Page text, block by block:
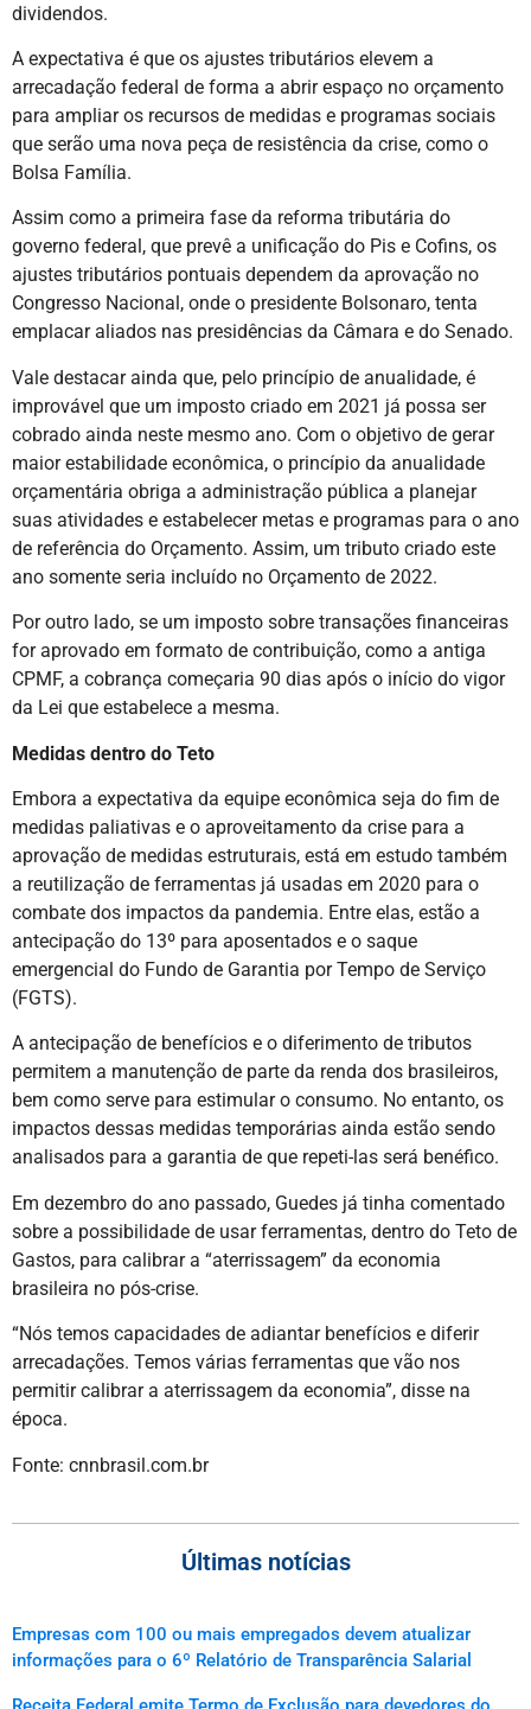
dividendos.
A expectativa é que os ajustes tributários elevem a
arrecadação federal de forma a abrir espaço no orçamento
para ampliar os recursos de medidas e programas sociais
que serão uma nova peça de resistência da crise, como o
Bolsa Família.
Assim como a primeira fase da reforma tributária do
governo federal, que prevê a unificação do Pis e Cofins, os
ajustes tributários pontuais dependem da aprovação no
Congresso Nacional, onde o presidente Bolsonaro, tenta
emplacar aliados nas presidências da Câmara e do Senado.
Vale destacar ainda que, pelo princípio de anualidade, é
improvável que um imposto criado em 2021 já possa ser
cobrado ainda neste mesmo ano. Com o objetivo de gerar
maior estabilidade econômica, o princípio da anualidade
orçamentária obriga a administração pública a planejar
suas atividades e estabelecer metas e programas para o ano
de referência do Orçamento. Assim, um tributo criado este
ano somente seria incluído no Orçamento de 2022.
Por outro lado, se um imposto sobre transações financeiras
for aprovado em formato de contribuição, como a antiga
CPMF, a cobrança começaria 90 dias após o início do vigor
da Lei que estabelece a mesma.
Medidas dentro do Teto
Embora a expectativa da equipe econômica seja do fim de
medidas paliativas e o aproveitamento da crise para a
aprovação de medidas estruturais, está em estudo também
a reutilização de ferramentas já usadas em 2020 para o
combate dos impactos da pandemia. Entre elas, estão a
antecipação do 13º para aposentados e o saque
emergencial do Fundo de Garantia por Tempo de Serviço
(FGTS).
A antecipação de benefícios e o diferimento de tributos
permitem a manutenção de parte da renda dos brasileiros,
bem como serve para estimular o consumo. No entanto, os
impactos dessas medidas temporárias ainda estão sendo
analisados para a garantia de que repeti-las será benéfico.
Em dezembro do ano passado, Guedes já tinha comentado
sobre a possibilidade de usar ferramentas, dentro do Teto de
Gastos, para calibrar a “aterrissagem” da economia
brasileira no pós-crise.
“Nós temos capacidades de adiantar benefícios e diferir
arrecadações. Temos várias ferramentas que vão nos
permitir calibrar a aterrissagem da economia”, disse na
época.
Fonte: cnnbrasil.com.br
Últimas notícias
Empresas com 100 ou mais empregados devem atualizar
informações para o 6º Relatório de Transparência Salarial